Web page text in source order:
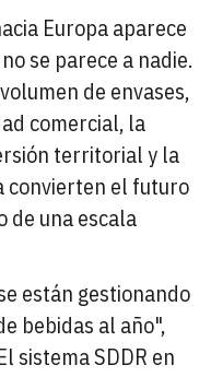
Europa aparece
se parece a nadie.
de envases,
comercial, la
territorial y la
convierten el futuro
de una escala
están gestionando
bebidas al año",
sistema SDDR en